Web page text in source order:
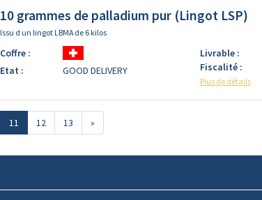
10 grammes de palladium pur (Lingot LSP)
Issu d un lingot LBMA de 6 kilos
Coffre :
Etat :
GOOD DELIVERY
Livrable :
Fiscalité :
Plus de détails
11 12 13 »